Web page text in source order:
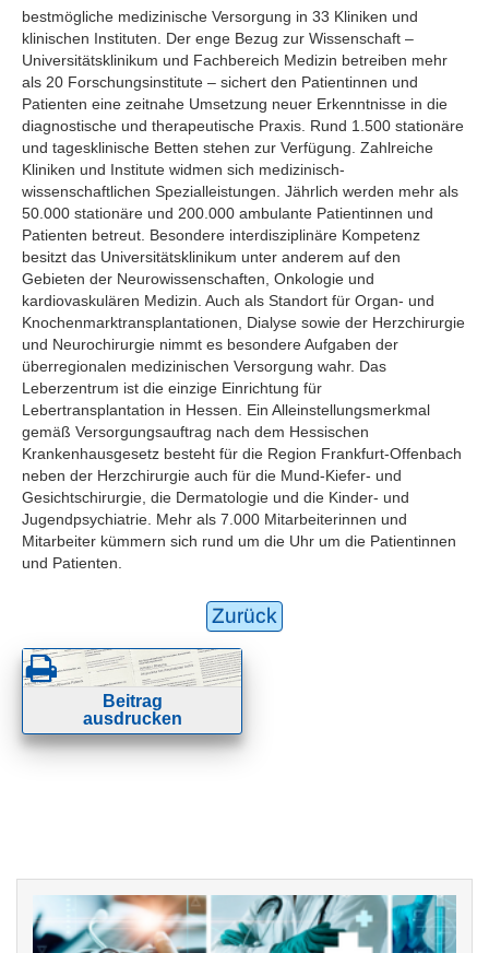
bestmögliche medizinische Versorgung in 33 Kliniken und
klinischen Instituten. Der enge Bezug zur Wissenschaft –
Universitätsklinikum und Fachbereich Medizin betreiben mehr
als 20 Forschungsinstitute – sichert den Patientinnen und
Patienten eine zeitnahe Umsetzung neuer Erkenntnisse in die
diagnostische und therapeutische Praxis. Rund 1.500 stationäre
und tagesklinische Betten stehen zur Verfügung. Zahlreiche
Kliniken und Institute widmen sich medizinisch-
wissenschaftlichen Spezialleistungen. Jährlich werden mehr als
50.000 stationäre und 200.000 ambulante Patientinnen und
Patienten betreut. Besondere interdisziplinäre Kompetenz
besitzt das Universitätsklinikum unter anderem auf den
Gebieten der Neurowissenschaften, Onkologie und
kardiovaskulären Medizin. Auch als Standort für Organ- und
Knochenmarktransplantationen, Dialyse sowie der Herzchirurgie
und Neurochirurgie nimmt es besondere Aufgaben der
überregionalen medizinischen Versorgung wahr. Das
Leberzentrum ist die einzige Einrichtung für
Lebertransplantation in Hessen. Ein Alleinstellungsmerkmal
gemäß Versorgungsauftrag nach dem Hessischen
Krankenhausgesetz besteht für die Region Frankfurt-Offenbach
neben der Herzchirurgie auch für die Mund-Kiefer- und
Gesichtschirurgie, die Dermatologie und die Kinder- und
Jugendpsychiatrie. Mehr als 7.000 Mitarbeiterinnen und
Mitarbeiter kümmern sich rund um die Uhr um die Patientinnen
und Patienten.
Zurück
Beitrag
ausdrucken